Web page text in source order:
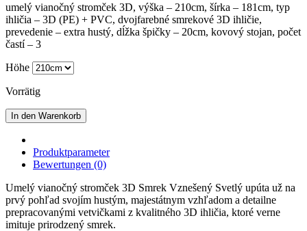
umelý vianočný stromček 3D, výška – 210cm, šírka – 181cm, typ
ihličia – 3D (PE) + PVC, dvojfarebné smrekové 3D ihličie,
prevedenie – extra hustý, dĺžka špičky – 20cm, kovový stojan, počet
častí – 3
Höhe
Vorrätig
In den Warenkorb
Produktparameter
Bewertungen (0)
Umelý vianočný stromček 3D Smrek Vznešený Svetlý upúta už na
prvý pohľad svojím hustým, majestátnym vzhľadom a detailne
prepracovanými vetvičkami z kvalitného 3D ihličia, ktoré verne
imituje prirodzený smrek.